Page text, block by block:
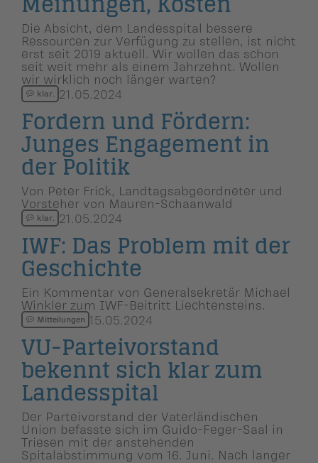
Die Absicht, dem Landesspital bessere
Ressourcen zur Verfügung zu stellen, ist nicht
erst seit 2019 aktuell. Wir wollen das schon
seit weit mehr als einem Jahrzehnt. Wollen
wir wirklich noch länger warten?
klar. 21.05.2024
Fordern und Fördern:
Junges Engagement in
der Politik
Von Peter Frick, Landtagsabgeordneter und
Vorsteher von Mauren-Schaanwald
klar. 21.05.2024
IWF: Das Problem mit der
Geschichte
Ein Kommentar von Generalsekretär Michael
Winkler zum IWF-Beitritt Liechtensteins.
Mitteilungen 15.05.2024
VU-Parteivor­stand
bekennt sich klar zum
Landesspital
Der Parteivorstand der Vaterländischen
Union befasste sich im Guido-Feger-Saal in
Triesen mit der anstehenden
Spitalabstimmung vom 16. Juni. Nach langer